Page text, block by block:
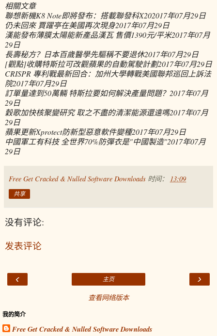
相關文章
聯想新機K8 Note即將發布：搭載聯發科X202017年07月29日
仍未回來 賈躍亭在美國再次現身2017年07月29日
漢能發布薄膜太陽能新產品漢瓦 售價1390元/平米2017年07月
29日
長壽秘方？日本百歲醫學先驅稱不要退休2017年07月29日
[觀點]收購特斯拉可改觀蘋果的自動駕駛計劃2017年07月29日
CRISPR 專利戰最新回合：加州大學轉戰美國聯邦巡回上訴法
院2017年07月29日
訂單量達到50萬輛 特斯拉要如何解決產量問題？ 2017年07月
29日
穀歌加快核聚變研究 取之不盡的清潔能源還遠嗎2017年07月
29日
蘋果更新Xprotect防新型惡意軟件變種2017年07月29日
中國軍工有科技 全世界70%防彈衣是"中國製造"2017年07月
29日
Free Get Cracked & Nulled Software Downloads 时间： 13:09
共享
没有评论:
发表评论
‹ ›
主页
查看网络版本
我的简介
Free Get Cracked & Nulled Software Downloads